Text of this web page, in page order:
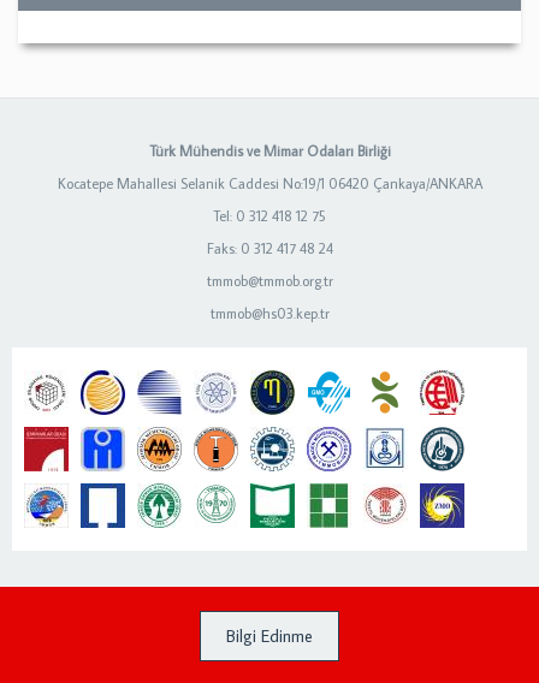
Türk Mühendis ve Mimar Odaları Birliği
Kocatepe Mahallesi Selanik Caddesi No:19/1 06420 Çankaya/ANKARA
Tel: 0 312 418 12 75
Faks: 0 312 417 48 24
tmmob@tmmob.org.tr
tmmob@hs03.kep.tr
Bilgi Edinme